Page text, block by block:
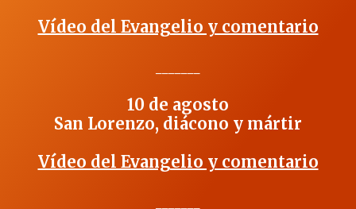
Vídeo del Evangelio y comentario
10 de agosto
San Lorenzo, diácono y mártir
Vídeo del Evangelio y comentario